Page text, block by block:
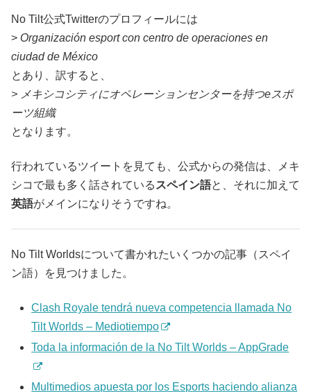
No Tilt公式Twitterのプロフィールには
> Organización esport con centro de operaciones en
ciudad de México
とあり、訳すると、
> メキシコシティにオペレーションセンターを持つeスポ
ーツ組織
となります。
行われているツイートを見ても、公式からの発信は、メキ
シコで最も多く話されている スペイン語と、それに加えて
英語がメインになりそうですね。
No Tilt Worldsについて書かれたいくつかの記事（スペイ
ン語）を見つけました。
Clash Royale tendrá nueva competencia llamada No
Tilt Worlds – Mediotiempo
Toda la información de la No Tilt Worlds – AppGrade
Multimedios apuesta por los Esports haciendo alianza